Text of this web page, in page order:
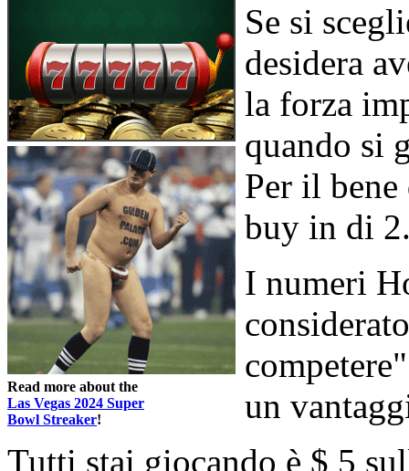
Read more about the
Las Vegas 2024 Super
Bowl Streaker!
Se si
desidera
la forza
quando si
Per il
buy in di
I numeri
un
Tutti stai giocando è $ 5